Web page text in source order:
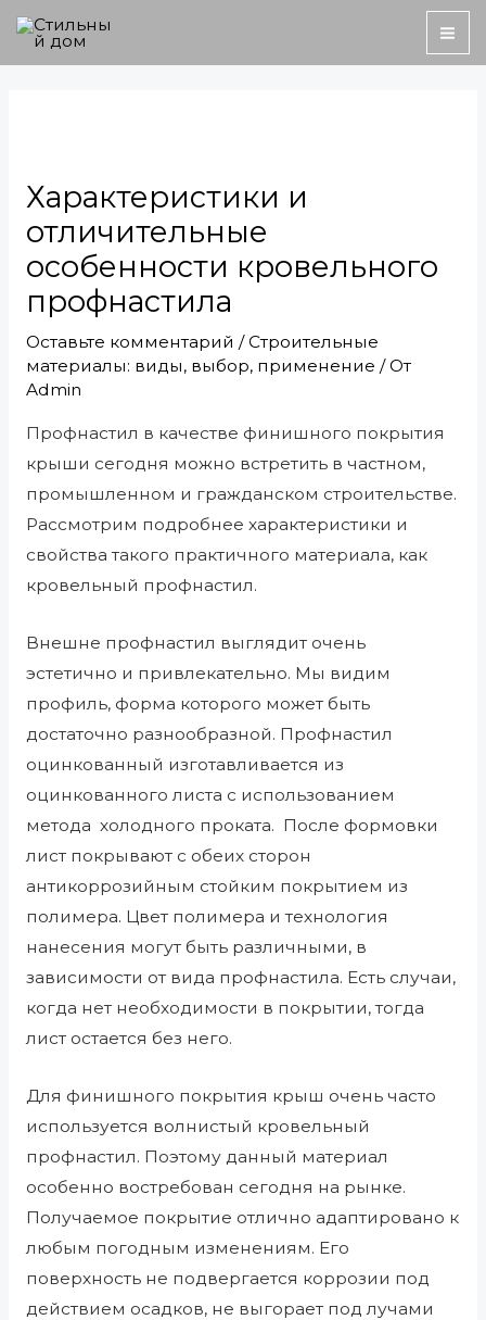
Перейти
Характеристики и
отличительные
особенности кровельного
профнастила
Оставьте комментарий /Строительные
материалы: виды, выбор, применение / От
Admin
Профнастил в качестве финишного покрытия
крыши сегодня можно встретить в частном,
промышленном и гражданском строительстве.
Рассмотрим подробнее характеристики и
свойства такого практичного материала, как
кровельный профнастил.
Внешне профнастил выглядит очень
эстетично и привлекательно. Мы видим
профиль, форма которого может быть
достаточно разнообразной. Профнастил
оцинкованный изготавливается из
оцинкованного листа с использованием
метода холодного проката. После формовки
лист покрывают с обеих сторон
антикоррозийным стойким покрытием из
полимера. Цвет полимера и технология
нанесения могут быть различными, в
зависимости от вида профнастила. Есть случаи,
когда нет необходимости в покрытии, тогда
лист остается без него.
Для финишного покрытия крыш очень часто
используется волнистый кровельный
профнастил. Поэтому данный материал
особенно востребован сегодня на рынке.
Получаемое покрытие отлично адаптировано к
любым погодным изменениям. Его
поверхность не подвергается коррозии под
действием осадков, не выгорает под лучами